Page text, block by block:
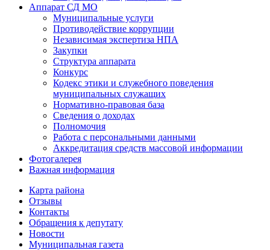
Аппарат СД МО
Муниципальные услуги
Противодействие коррупции
Независимая экспертиза НПА
Закупки
Структура аппарата
Конкурс
Кодекс этики и служебного поведения
муниципальных служащих
Нормативно-правовая база
Сведения о доходах
Полномочия
Работа с персональными данными
Аккредитация средств массовой информации
Фотогалерея
Важная информация
Карта района
Отзывы
Контакты
Обращения к депутату
Новости
Муниципальная газета